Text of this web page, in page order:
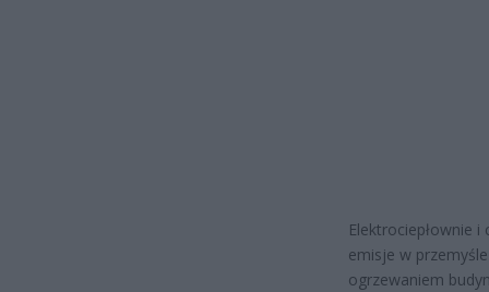
Elektrociepłownie i
emisje w
ogrzewaniem